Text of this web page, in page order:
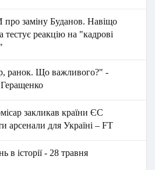
заміну Буданов. Навіщо
тестує реакцію на "кадрові
ранок. Що важливого?" -
закликав країни ЄС
арсенали для Україні – FT
в історії - 28 травня